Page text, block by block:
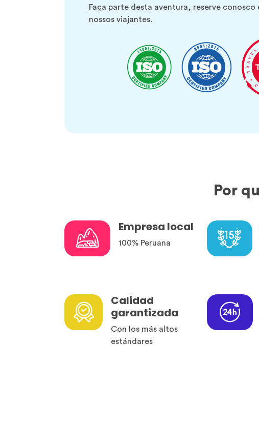
Faça parte desta aventura, reserve
nossos viajantes.
Por
Empresa local
100% Peruana
Calidad
garantizada
Con los más altos
estándares